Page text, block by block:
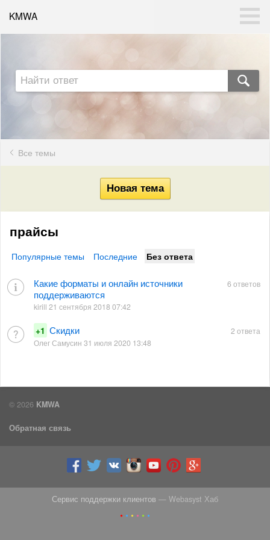
KMWA
Все темы
прайсы
Популярные темы Последние Без ответа
Какие форматы и онлайн источники
поддерживаются
kirill 21 сентября 2018 07:42
6 ответов
+1 Скидки
Олег Самусин 31 июля 2020 13:48
2 ответа
© 2026 KMWA
Обратная связь
Сервис поддержки клиентов — Webasyst Хаб